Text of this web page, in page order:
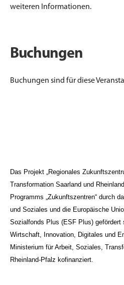
weiteren Informationen.
Buchungen
Buchungen sind für diese
Das Projekt „Regionales
Transformation Saarland und
Programms „Zukunftszentren“ durch
und Soziales und die Europäische
Sozialfonds Plus (ESF Plus) gefördert
Wirtschaft, Innovation, Digitales und
Ministerium für Arbeit, Soziales,
Rheinland-Pfalz kofinanziert.